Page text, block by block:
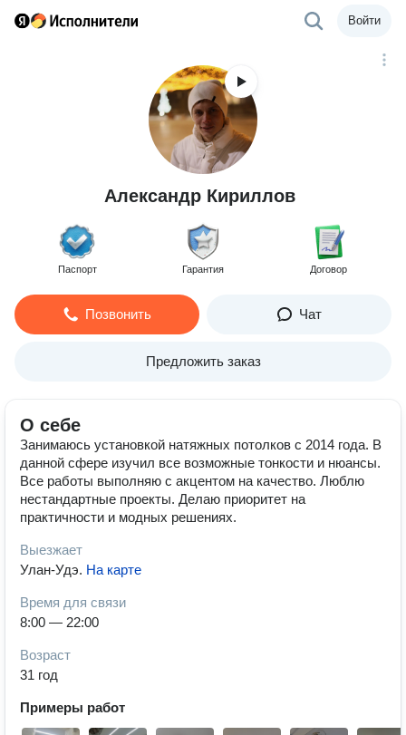
Войти
Александр Кириллов
Паспорт Гарантия Договор
Позвонить Чат
Предложить заказ
О себе
Занимаюсь установкой натяжных потолков с 2014 года. В
данной сфере изучил все возможные тонкости и нюансы.
Все работы выполняю с акцентом на качество. Люблю
нестандартные проекты. Делаю приоритет на
практичности и модных решениях.
Выезжает
Улан-Удэ. На карте
Время для связи
8:00 — 22:00
Возраст
31 год
Примеры работ